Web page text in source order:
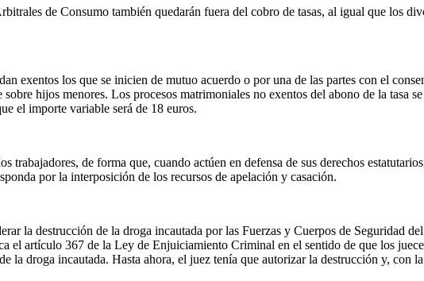
de Consumo también quedarán fuera del cobro de tasas, al igual que los
exentos los que se inicien de mutuo acuerdo o por una de las partes con el
hijos menores. Los procesos matrimoniales no exentos del abono de la tasa
el importe variable será de 18 euros.
de forma que, cuando actúen en defensa de sus derechos
por la interposición de los recursos de apelación y casación.
la destrucción de la droga incautada por las Fuerzas y Cuerpos de Seguridad
el artículo 367 de la Ley de Enjuiciamiento Criminal en el sentido de que los
la droga incautada. Hasta ahora, el juez tenía que autorizar la destrucción y, con